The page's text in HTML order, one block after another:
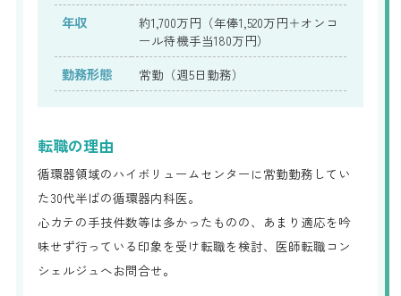
年収
約1,700万円（年俸1,520万円＋オンコ
ール待機手当180万円）
勤務形態 常勤（週5日勤務）
転職の理由
循環器領域のハイボリュームセンターに常勤勤務してい
た30代半ばの循環器内科医。
心カテの手技件数等は多かったものの、あまり適応を吟
味せず行っている印象を受け転職を検討、医師転職コン
シェルジュへお問合せ。